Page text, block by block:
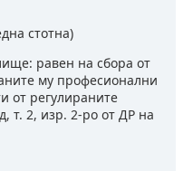
стотна)
равен на сбора от
му професионални
от регулираните
т. 2, изр. 2-ро от ДР на